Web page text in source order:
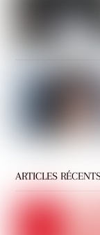
ARTICLES